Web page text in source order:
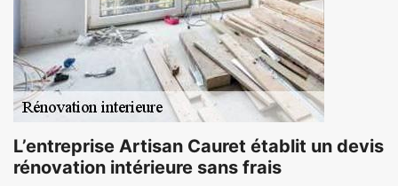
L’entreprise Artisan Cauret établit un devis
rénovation intérieure sans frais